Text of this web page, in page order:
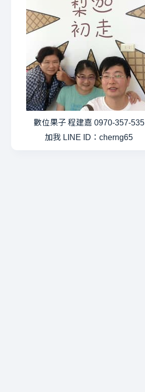
數位果子 程建嘉 0970-357-535
加我 LINE ID：cherng65